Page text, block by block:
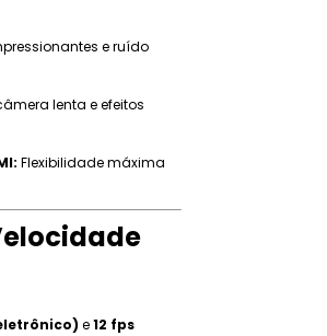
e ruído
lenta e efeitos
Flexibilidade máxima
e12 fps